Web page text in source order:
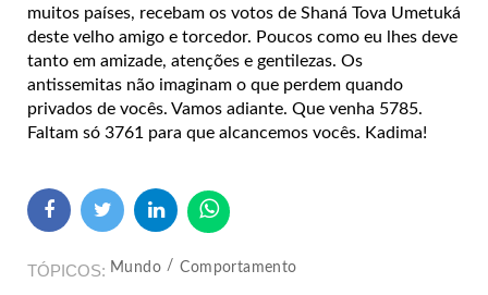
muitos países, recebam os votos de Shaná Tova Umetuká
deste velho amigo e torcedor. Poucos como eu lhes deve
tanto em amizade, atenções e gentilezas. Os
antissemitas não imaginam o que perdem quando
privados de vocês. Vamos adiante. Que venha 5785.
Faltam só 3761 para que alcancemos vocês. Kadima!
TÓPICOS Mundo Comportamento